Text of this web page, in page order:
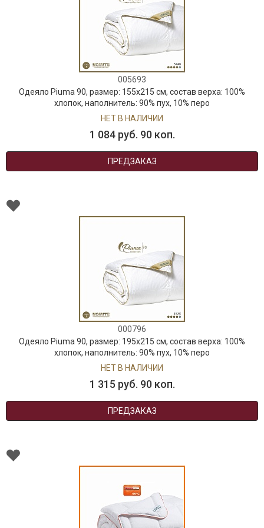
005693
Одеяло Piuma 90, размер: 155х215 см, состав верха: 100%
хлопок, наполнитель: 90% пух, 10% перо
НЕТ В НАЛИЧИИ
1 084 руб. 90 коп.
ПРЕДЗАКАЗ
000796
Одеяло Piuma 90, размер: 195х215 см, состав верха: 100%
хлопок, наполнитель: 90% пух, 10% перо
НЕТ В НАЛИЧИИ
1 315 руб. 90 коп.
ПРЕДЗАКАЗ